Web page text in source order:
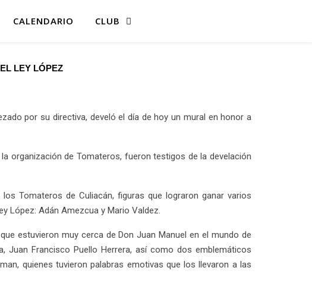
CALENDARIO CLUB
LEY LÓPEZ
por su directiva, develó el día de hoy un mural en honor a
organización de Tomateros, fueron testigos de la develación
Tomateros de Culiacán, figuras que lograron ganar varios
López: Adán Amezcua y Mario Valdez.
estuvieron muy cerca de Don Juan Manuel en el mundo de
Juan Francisco Puello Herrera, así como dos emblemáticos
quienes tuvieron palabras emotivas que los llevaron a las